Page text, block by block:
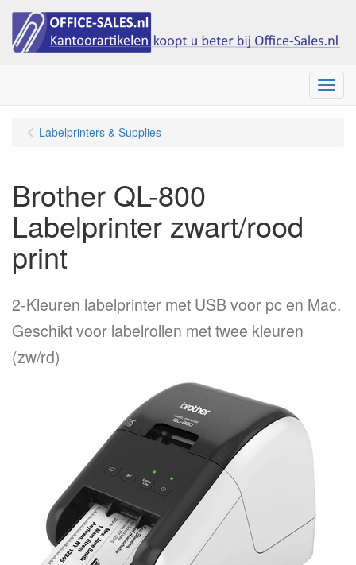
Menu
Labelprinters & Supplies
Brother QL-800
Labelprinter zwart/rood
print
2-Kleuren labelprinter met USB voor pc en Mac.
Geschikt voor labelrollen met twee kleuren
(zw/rd)